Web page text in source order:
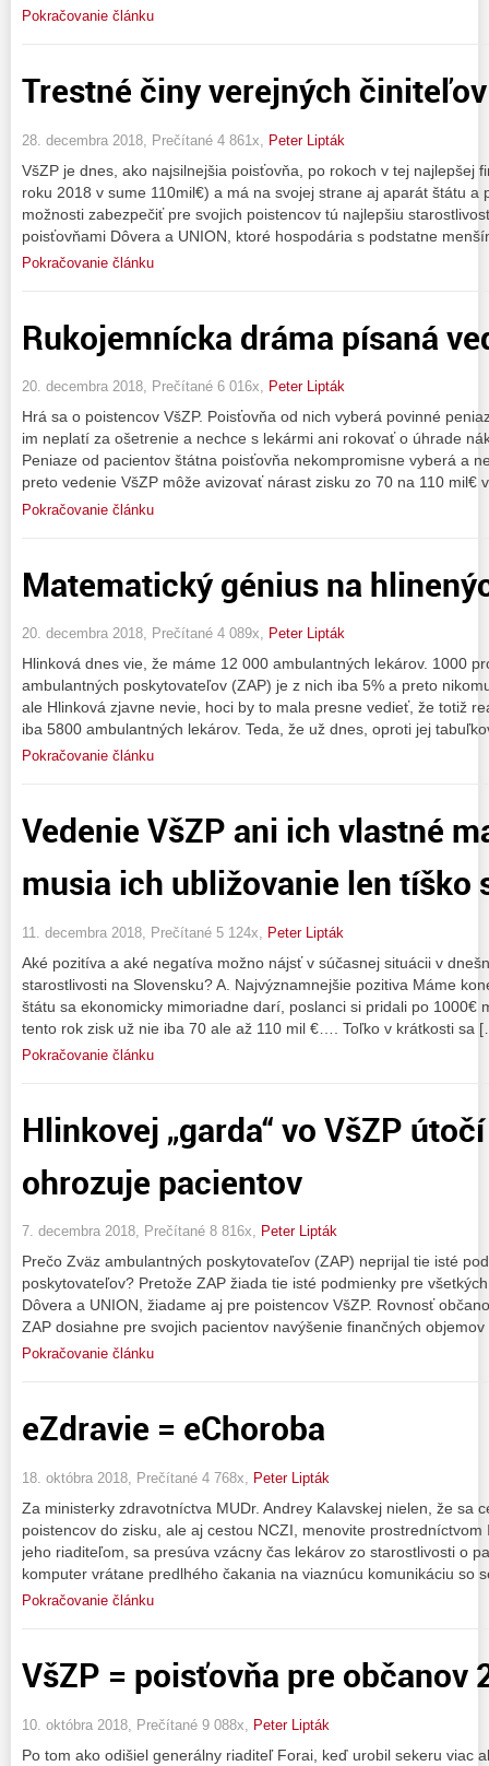
Pokračovanie článku
Trestné činy verejných
28. decembra 2018, Prečítané 4 861x, Peter Lipták
VšZP je dnes, ako najsilnejšia poisťovňa, po rokoch v tej najlepšej
roku 2018 v sume 110mil€) a má na svojej strane aj aparát štátu a
možnosti zabezpečiť pre svojich poistencov tú najlepšiu
poisťovňami Dôvera a UNION, ktoré hospodária s podstatne
Pokračovanie článku
Rukojemnícka dráma písaná
20. decembra 2018, Prečítané 6 016x, Peter Lipták
Hrá sa o poistencov VšZP. Poisťovňa od nich vyberá povinné
im neplatí za ošetrenie a nechce s lekármi ani rokovať o úhrade
Peniaze od pacientov štátna poisťovňa nekompromisne vyberá a
preto vedenie VšZP môže avizovať nárast zisku zo 70 na 110 mil€
Pokračovanie článku
Matematický génius na
20. decembra 2018, Prečítané 4 089x, Peter Lipták
Hlinková dnes vie, že máme 12 000 ambulantných lekárov. 1000
ambulantných poskytovateľov (ZAP) je z nich iba 5% a preto
ale Hlinková zjavne nevie, hoci by to mala presne vedieť, že totiž
iba 5800 ambulantných lekárov. Teda, že už dnes, oproti jej
Pokračovanie článku
Vedenie VšZP ani ich vlastné
musia ich ubližovanie len tíško
11. decembra 2018, Prečítané 5 124x, Peter Lipták
Aké pozitíva a aké negatíva možno nájsť v súčasnej situácii v
starostlivosti na Slovensku? A. Najvýznamnejšie pozitiva Máme
štátu sa ekonomicky mimoriadne darí, poslanci si pridali po 1000€
tento rok zisk už nie iba 70 ale až 110 mil €…. Toľko v krátkosti sa
Pokračovanie článku
Hlinkovej „garda“ vo VšZP
ohrozuje pacientov
7. decembra 2018, Prečítané 8 816x, Peter Lipták
Prečo Zväz ambulantných poskytovateľov (ZAP) neprijal tie isté
poskytovateľov? Pretože ZAP žiada tie isté podmienky pre
Dôvera a UNION, žiadame aj pre poistencov VšZP. Rovnosť
ZAP dosiahne pre svojich pacientov navýšenie finančných
Pokračovanie článku
eZdravie = eChoroba
18. októbra 2018, Prečítané 4 768x, Peter Lipták
Za ministerky zdravotníctva MUDr. Andrey Kalavskej nielen, že sa
poistencov do zisku, ale aj cestou NCZI, menovite
jeho riaditeľom, sa presúva vzácny čas lekárov zo starostlivosti o
komputer vrátane predlhého čakania na viaznúcu komunikáciu so
Pokračovanie článku
VšZP = poisťovňa pre občanov
10. októbra 2018, Prečítané 9 088x, Peter Lipták
Po tom ako odišiel generálny riaditeľ Forai, keď urobil sekeru viac